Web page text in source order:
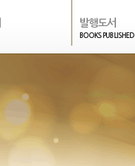
발행도서
BOOKS PUBLISHED